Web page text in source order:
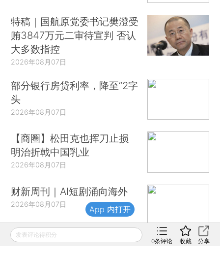
特稿｜国航原党委书记樊澄受
贿3847万元二审待宣判 否认
大多数指控
2026年08月07日
部分银行房贷利率，降至“2字
头
2026年08月07日
【商圈】松田克也挥刀止损
明治折戟中国乳业
2026年08月07日
财新周刊｜AI短剧涌向海外
2026年08月07日
发表评论得积分
0条评论 收藏 分享
App 内打开